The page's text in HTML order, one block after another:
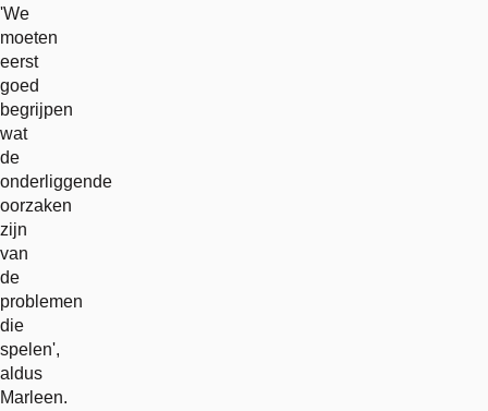
'We
moeten
eerst
goed
begrijpen
wat
de
onderliggende
oorzaken
zijn
van
de
problemen
die
spelen',
aldus
Marleen.